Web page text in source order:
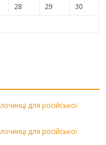
28 29
30
для російської
для російської